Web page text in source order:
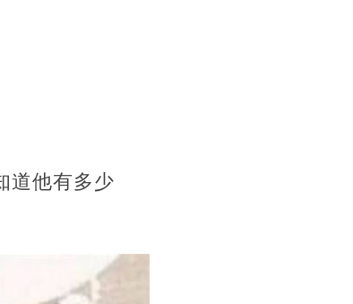
道他有多少